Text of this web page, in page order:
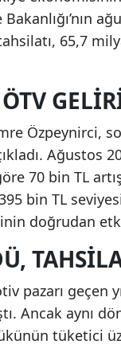
65,7
Özpeynirci,
Ağustos
70 bin TL
bin TL
doğrudan
pazarı geçen
Ancak aynı
tüketici